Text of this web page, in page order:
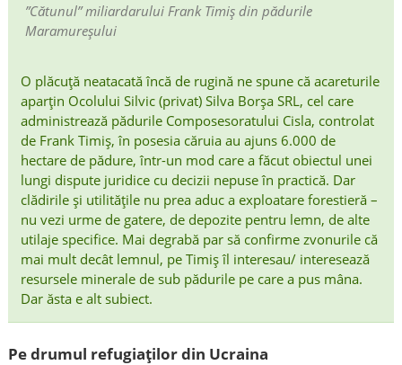
”Cătunul” miliardarului Frank Timiș din pădurile
Maramureșului
O plăcuță neatacată încă de rugină ne spune că acareturile
aparțin Ocolului Silvic (privat) Silva Borșa SRL, cel care
administrează pădurile Composesoratului Cisla, controlat
de Frank Timiș, în posesia căruia au ajuns 6.000 de
hectare de pădure, într-un mod care a făcut obiectul unei
lungi dispute juridice cu decizii nepuse în practică. Dar
clădirile și utilitățile nu prea aduc a exploatare forestieră –
nu vezi urme de gatere, de depozite pentru lemn, de alte
utilaje specifice. Mai degrabă par să confirme zvonurile că
mai mult decât lemnul, pe Timiș îl interesau/ interesează
resursele minerale de sub pădurile pe care a pus mâna.
Dar ăsta e alt subiect.
Pe drumul refugiaților din Ucraina